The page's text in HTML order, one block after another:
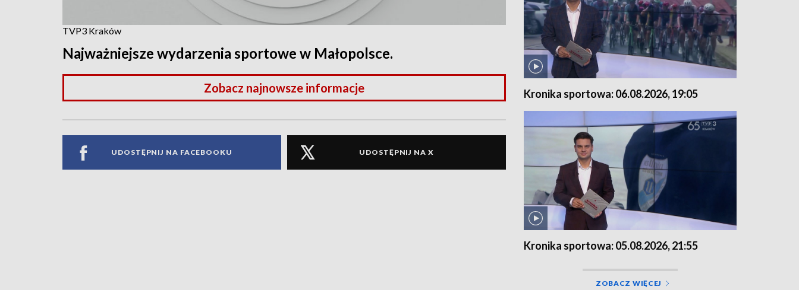
TVP3 Kraków
Najważniejsze wydarzenia sportowe w Małopolsce.
Zobacz najnowsze informacje
UDOSTĘPNIJ NA FACEBOOKU UDOSTĘPNIJ NA X
Kronika sportowa: 06.08.2026, 19:05
Kronika sportowa: 05.08.2026, 21:55
ZOBACZ WIĘCEJ